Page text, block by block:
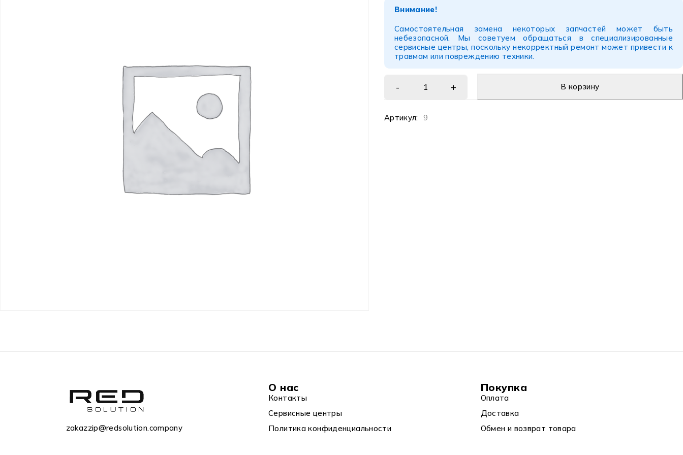
Внимание!
Самостоятельная замена некоторых запчастей может быть
небезопасной. Мы советуем обращаться в специализированные
сервисные центры, поскольку некорректный ремонт может привести к
травмам или повреждению техники.
В корзину
Артикул: 9
zakazzip@redsolution.company
О нас
Контакты
Сервисные центры
Политика конфиденциальности
Покупка
Оплата
Доставка
Обмен и возврат товара